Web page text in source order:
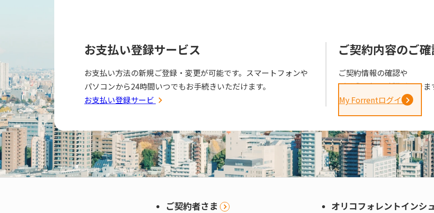
お支払い登録サービス
お支払い方法の新規ご登録・変更が可能です。スマートフォンや
パソコンから24時間いつでもお手続きいただけます。
お支払い登録サービス
ご契約内容のご
ご契約情報の確認や
ご請求金額の確認ができま
My Forrentログイン
ご契約者さま オリコフォレントインシ